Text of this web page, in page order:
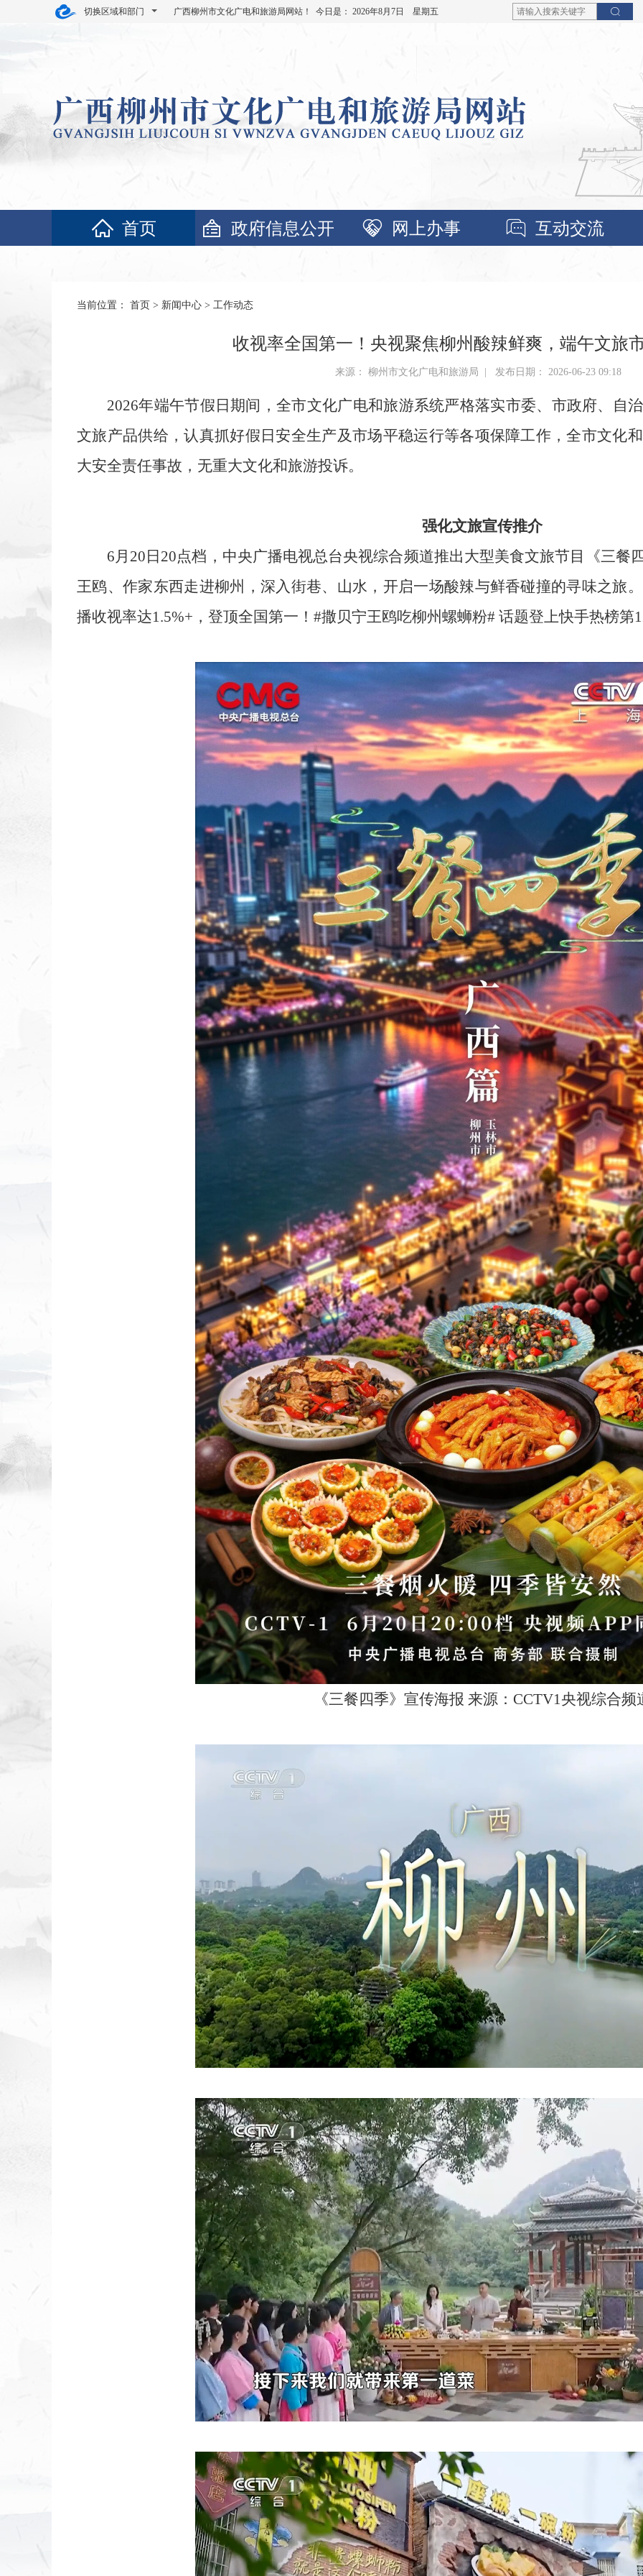
切换区域和部门 广西柳州市文化广电和旅游局网站！ 今日是： 2026年8月7日 星期五
首页 政府信息公开 网上办事 互动交流
当前位置： 首页 > 新闻中心 > 工作动态
收视率全国第一！央视聚焦柳州酸辣鲜爽，端午文旅
来源： 柳州市文化广电和旅游局 | 发布日期： 2026-06-23 09:18
2026年端午节假日期间，全市文化广电和旅游系统严格落实市委、市政府、自
文旅产品供给，认真抓好假日安全生产及市场平稳运行等各项保障工作，全市文化
大安全责任事故，无重大文化和旅游投诉。
强化文旅宣传推介
6月20日20点档，中央广播电视总台央视综合频道推出大型美食文旅节目《三餐
王鸥、作家东西走进柳州，深入街巷、山水，开启一场酸辣与鲜香碰撞的寻味之旅
播收视率达1.5%+，登顶全国第一！#撒贝宁王鸥吃柳州螺蛳粉# 话题登上快手热榜第
《三餐四季》宣传海报 来源：CCTV1央视综合频